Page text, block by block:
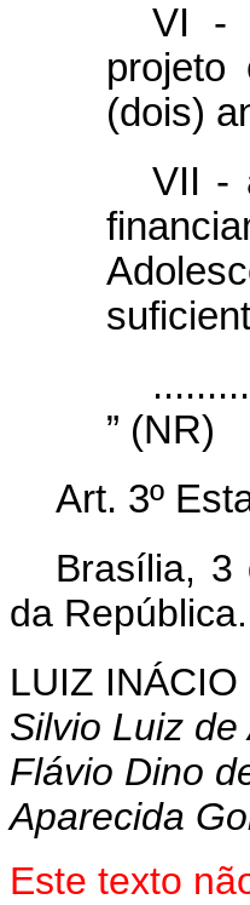
VI -
(dois)
VII -
” (NR)
Art. 3º
Brasília, 3
da República.
LUIZ INÁCIO
Silvio Luiz de
Flávio Dino
Aparecida
Este texto